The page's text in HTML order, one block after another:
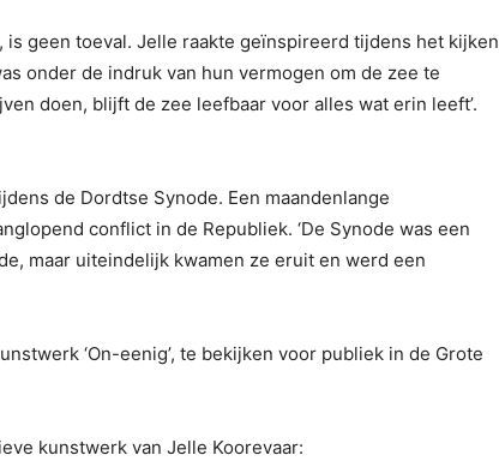
geen toeval. Jelle raakte geïnspireerd tijdens het kijken
onder de indruk van hun vermogen om de zee te
doen, blijft de zee leefbaar voor alles wat erin leeft’.
de Dordtse Synode. Een maandenlange
conflict in de Republiek. ‘De Synode was een
maar uiteindelijk kwamen ze eruit en werd een
‘On-eenig’, te bekijken voor publiek in de Grote
kunstwerk van Jelle Koorevaar: